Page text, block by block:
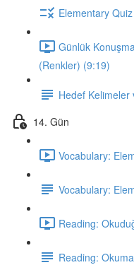
Elementary Quiz
Günlük
(Renkler) (9:19)
Hedef Kelimeler
14. Gün
Vocabulary:
Vocabulary:
Reading:
Reading: